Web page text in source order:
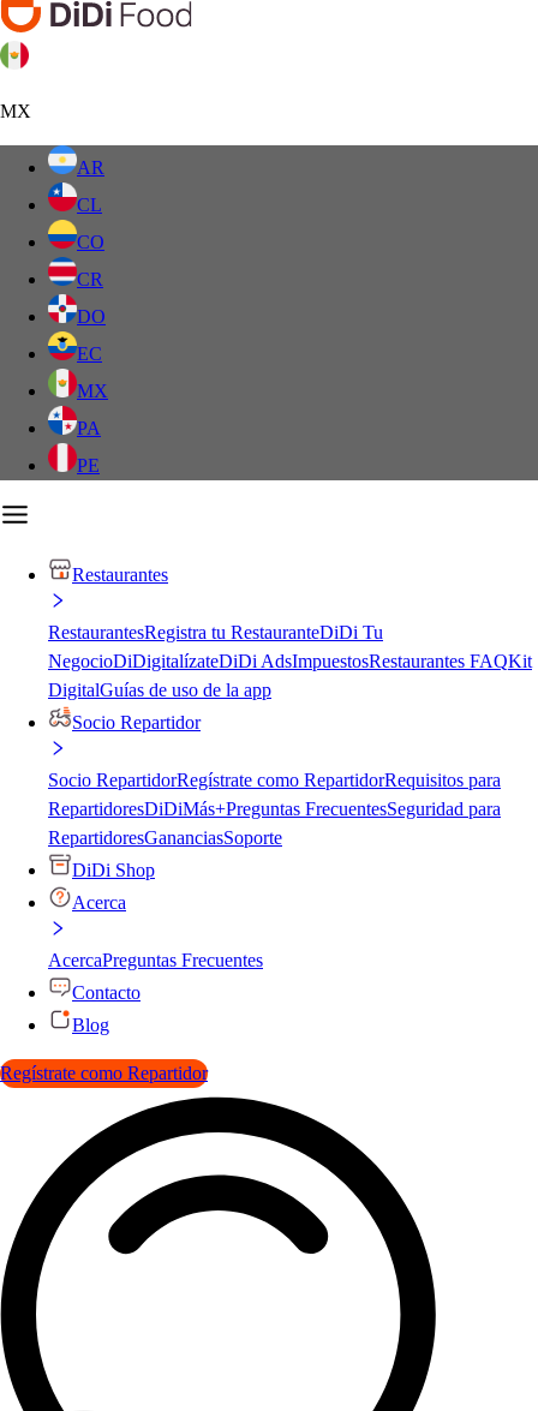
MX
AR
CL
CO
CR
DO
EC
MX
PA
PE
Restaurantes
RestaurantesRegistra tu RestauranteDiDi Tu
NegocioDiDigitalízateDiDi AdsImpuestosRestaurantes FAQKit
DigitalGuías de uso de la app
Socio Repartidor
Socio RepartidorRegístrate como RepartidorRequisitos para
RepartidoresDiDiMás+Preguntas FrecuentesSeguridad para
RepartidoresGananciasSoporte
DiDi Shop
Acerca
AcercaPreguntas Frecuentes
Contacto
Blog
Regístrate como Repartidor